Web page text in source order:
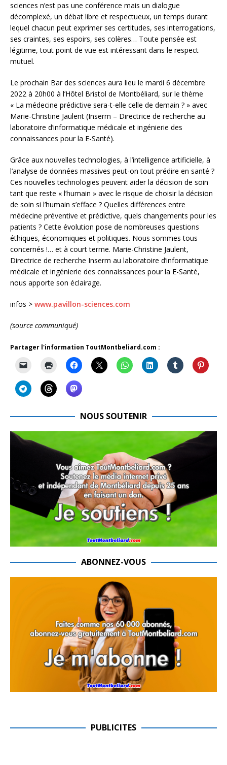
sciences n’est pas une conférence mais un dialogue
décomplexé, un débat libre et respectueux, un temps durant
lequel chacun peut exprimer ses certitudes, ses interrogations,
ses craintes, ses espoirs, ses colères… Toute pensée est
légitime, tout point de vue est intéressant dans le respect
mutuel.
Le prochain Bar des sciences aura lieu le mardi 6 décembre
2022 à 20h00 à l’Hôtel Bristol de Montbéliard, sur le thème
« La médecine prédictive sera-t-elle celle de demain ? » avec
Marie-Christine Jaulent (Inserm – Directrice de recherche au
laboratoire d’informatique médicale et ingénierie des
connaissances pour la E-Santé).
Grâce aux nouvelles technologies, à l’intelligence artificielle, à
l’analyse de données massives peut-on tout prédire en santé ?
Ces nouvelles technologies peuvent aider la décision de soin
tant que reste « l’humain » avec le risque de choisir la décision
de soin si l’humain s’efface ? Quelles différences entre
médecine préventive et prédictive, quels changements pour les
patients ? Cette évolution pose de nombreuses questions
éthiques, économiques et politiques. Nous sommes tous
concernés !… et à court terme. Marie-Christine Jaulent,
Directrice de recherche Inserm au laboratoire d’informatique
médicale et ingénierie des connaissances pour la E-Santé,
nous apporte son éclairage.
infos > www.pavillon-sciences.com
(source communiqué)
Partager l'information ToutMontbeliard.com :
NOUS SOUTENIR
ABONNEZ-VOUS
PUBLICITES